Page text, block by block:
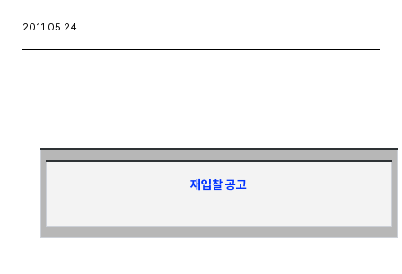
2011.05.24
재입찰 공고